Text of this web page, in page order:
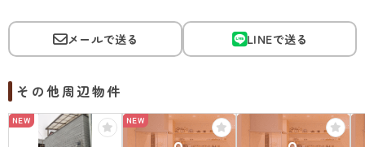
メールで送る LINEで送る
その他周辺物件
NEW NEW